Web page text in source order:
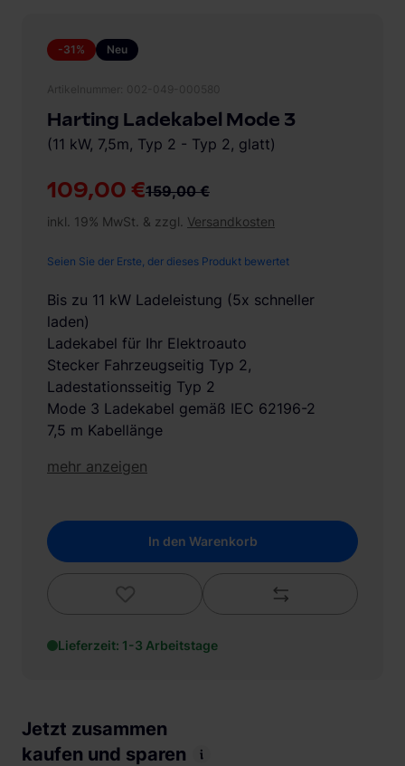
-31% Neu
109,00 €159,00 €
inkl. 19% MwSt. & zzgl. Versandkosten
Seien Sie der Erste, der dieses Produkt bewertet
Bis zu 11 kW Ladeleistung (5x schneller
laden)
Ladekabel für Ihr Elektroauto
Stecker Fahrzeugseitig Typ 2,
Ladestationsseitig Typ 2
Mode 3 Ladekabel gemäß IEC 62196-2
7,5 m Kabellänge
mehr anzeigen
In den Warenkorb
Lieferzeit: 1-3 Arbeitstage
Harting Ladekabel Mode 3
(11 kW, 7,5m, Typ 2 - Typ 2, glatt)
Jetzt zusammen
kaufen und sparen